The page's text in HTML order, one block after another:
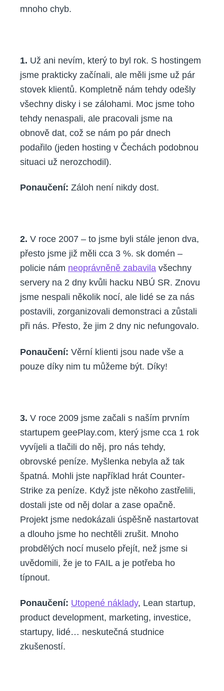
mnoho chyb.
1. Už ani nevím, který to byl rok. S hostingem
jsme prakticky začínali, ale měli jsme už pár
stovek klientů. Kompletně nám tehdy odešly
všechny disky i se zálohami. Moc jsme toho
tehdy nenaspali, ale pracovali jsme na
obnově dat, což se nám po pár dnech
podařilo (jeden hosting v Čechách podobnou
situaci už nerozchodil).
Ponaučení: Záloh není nikdy dost.
2. V roce 2007 – to jsme byli stále jenon dva,
přesto jsme již měli cca 3 %. sk domén –
policie nám neoprávněně zabavila všechny
servery na 2 dny kvůli hacku NBÚ SR. Znovu
jsme nespali několik nocí, ale lidé se za nás
postavili, zorganizovali demonstraci a zůstali
při nás. Přesto, že jim 2 dny nic nefungovalo.
Ponaučení: Věrní klienti jsou nade vše a
pouze díky nim tu můžeme být. Díky!
3. V roce 2009 jsme začali s naším prvním
startupem geePlay.com, který jsme cca 1 rok
vyvíjeli a tlačili do něj, pro nás tehdy,
obrovské peníze. Myšlenka nebyla až tak
špatná. Mohli jste například hrát Counter-
Strike za peníze. Když jste někoho zastřelili,
dostali jste od něj dolar a zase opačně.
Projekt jsme nedokázali úspěšně nastartovat
a dlouho jsme ho nechtěli zrušit. Mnoho
probdělých nocí muselo přejít, než jsme si
uvědomili, že je to FAIL a je potřeba ho
típnout.
Ponaučení: Utopené náklady, Lean startup,
product development, marketing, investice,
startupy, lidé… neskutečná studnice
zkušeností.